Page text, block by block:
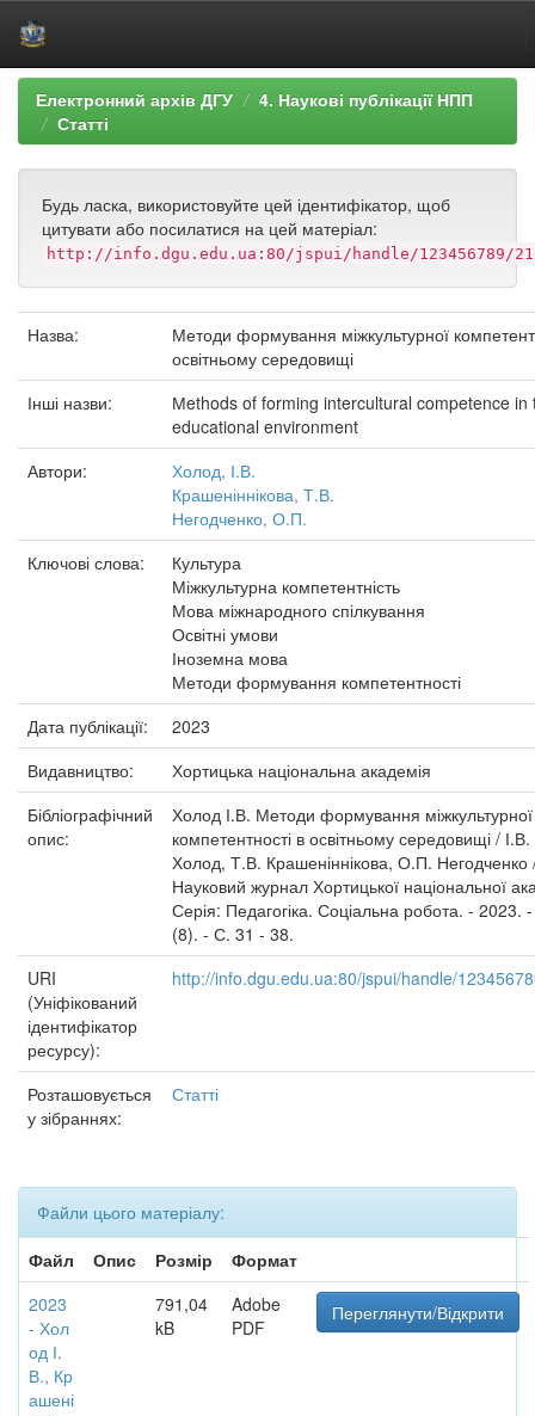
Skip
navigation
Електронний архів ДГУ
4. Наукові публікації НПП
Статті
Будь ласка, використовуйте цей ідентифікатор, щоб
цитувати або посилатися на цей матеріал:
http://info.dgu.edu.ua:80/jspui/handle/123456789/
Назва:
Методи формування міжкультурної
освітньому середовищі
Інші назви:
Мethods of forming intercultural competence in
educational environment
Автори:
Холод, І.В.
Крашеніннікова, Т.В.
Негодченко, О.П.
Ключові слова:
Культура
Міжкультурна компетентність
Мова міжнародного спілкування
Освітні умови
Іноземна мова
Методи формування компетентності
Дата публікації:
2023
Видавництво:
Хортицька національна академія
Бібліографічний
опис:
Холод І.В. Методи формування міжкультурної
компетентності в освітньому середовищі / І.В.
Холод, Т.В. Крашеніннікова, О.П. Негодченко
Науковий журнал Хортицької національної
Серія: Педагогіка. Соціальна робота. -
(8). - С. 31 - 38.
URI
(Уніфікований
ідентифікатор
ресурсу):
http://info.dgu.edu.ua:80/jspui/handle/
Розташовується
у зібраннях:
Статті
Файли цього матеріалу:
Файл
Опис Розмір
Формат
2023
- Хол
од І.
В., Кр
ашені
791,04
kB
Adobe
PDF
Переглянути/Відкрити